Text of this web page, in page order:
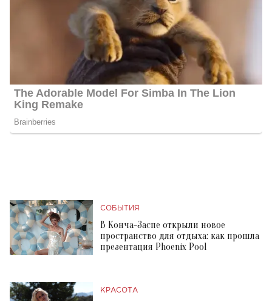
СОБЫТИЯ
В Конча-Заспе открыли новое
пространство для отдыха: как прошла
презентация Phoenix Pool
КРАСОТА